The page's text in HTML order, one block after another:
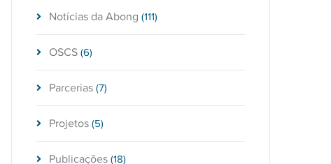
Notícias da Abong (111)
OSCS (6)
Parcerias (7)
Projetos (5)
Publicações (18)